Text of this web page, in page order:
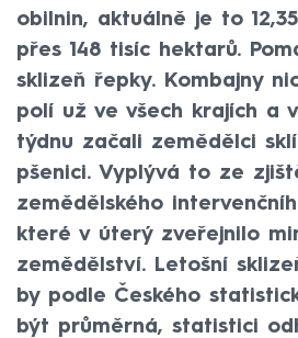
obilnin, aktuálně je to
přes 148 tisíc hektarů.
sklizeň řepky. Kombajny
polí už ve všech krajích a
týdnu začali zemědělci
pšenici. Vyplývá to ze
zemědělského
které v úterý zveřejnilo
zemědělství. Letošní
by podle Českého
být průměrná, statistici